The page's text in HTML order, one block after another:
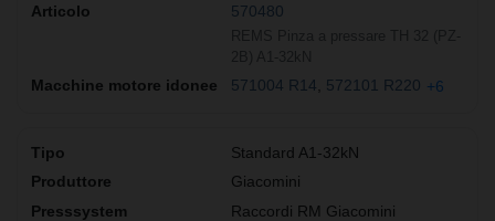
570480
571004 R14 572101 R220 +6
Standard A1-32kN
Giacomini
Raccordi RM Giacomini